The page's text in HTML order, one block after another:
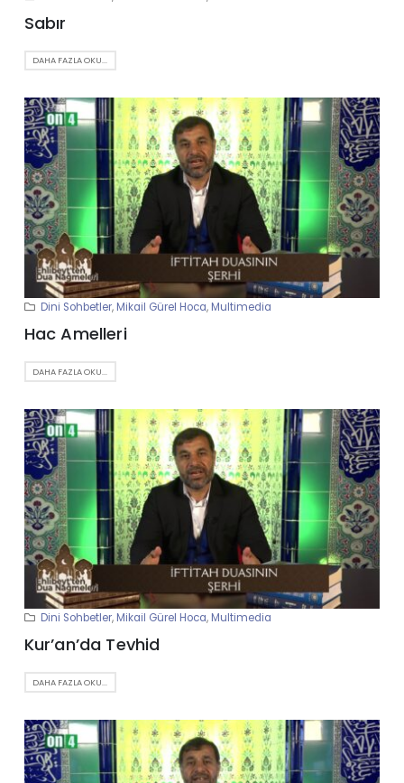
Sabır
DAHA FAZLA OKU...
Dini Sohbetler, Mikail Gürel Hoca, Multimedia
Hac Amelleri
DAHA FAZLA OKU...
Dini Sohbetler, Mikail Gürel Hoca, Multimedia
Kur’an’da Tevhid
DAHA FAZLA OKU...